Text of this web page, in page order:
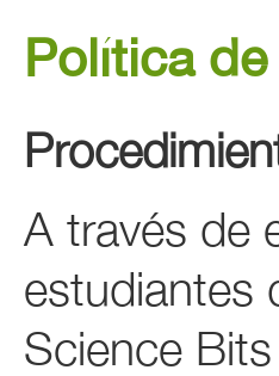
Política
A través de
estudiantes
Science